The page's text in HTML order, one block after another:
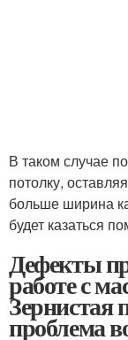
В таком случае
потолку,
больше ширина
будет казаться
Дефекты
работе с
Зернистая
проблема